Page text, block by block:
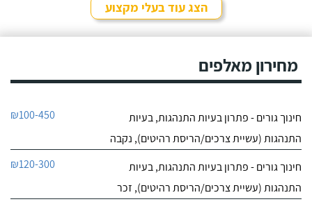
חייג עכשיו
מקום בטבע בגבעת עדה
לפרטי העסק
יש לו גישה מצויינת לכלבים,
מספר פעמים, הוא תמיד
הלב, בכל הפעמים ששמתי
אצל ליאור את הכלבה שלי,
הייתי מאוד מרוצה, ליאור
הצג עוד בעלי מקצוע
מחירון מאלפים
חינוך גורים - פתרון בעיות התנהגות, בעיות
התנהגות (עשיית צרכים/הריסת רהיטים), נקבה
₪100-450
חינוך גורים - פתרון בעיות התנהגות, בעיות
התנהגות (עשיית צרכים/הריסת רהיטים), זכר
₪120-300